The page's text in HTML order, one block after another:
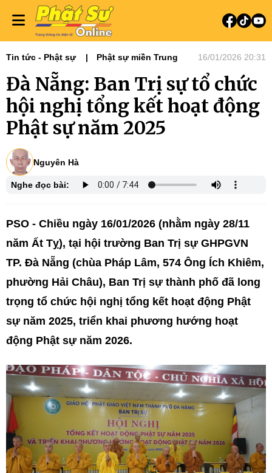
Tin tức - Phật sự Phật sự miền Trung 16/01/2026 20:31
Đà Nẵng: Ban Trị sự tổ chức
hội nghị tổng kết hoạt động
Phật sự năm 2025
Nguyên Hà
Nghe đọc bài:
PSO - Chiều ngày 16/01/2026 (nhằm ngày 28/11
năm Ất Tỵ), tại hội trường Ban Trị sự GHPGVN
TP. Đà Nẵng (chùa Pháp Lâm, 574 Ông Ích Khiêm,
phường Hải Châu), Ban Trị sự thành phố đã long
trọng tổ chức hội nghị tổng kết hoạt động Phật
sự năm 2025, triển khai phương hướng hoạt
động Phật sự năm 2026.